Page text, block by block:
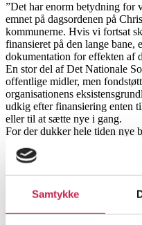
Samtykke
”Det har enorm betydning for
emnet på dagsordenen på
kommunerne. Hvis vi fortsat
finansieret på den lange bane,
dokumentation for effekten af
En stor del af Det Nationale
offentlige midler, men
organisationens
udkig efter finansiering enten
eller til at sætte nye i gang.
For der dukker hele tiden nye
”Før i tiden satte forældrene
en tur på Strøget, for så at
vi ’fiksede’ barnet. I dag har
familien, så nu tager vi hele
forældregrupper. Det er en